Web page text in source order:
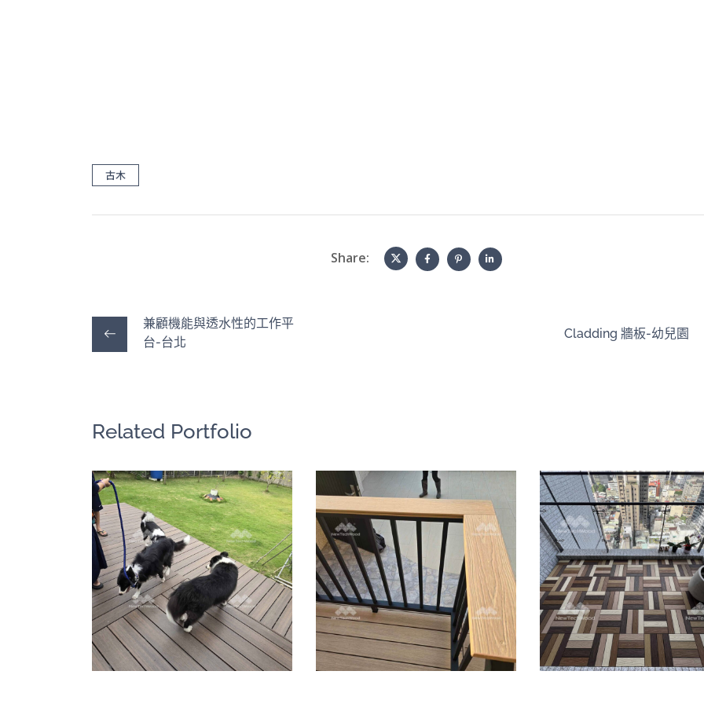
古木
Share:
兼顧機能與透水性的工作平
台-台北
Cladding 牆板-幼兒園
Related Portfolio
塑木平台、大門
｜二年後使用追
蹤
戶外地板 / 景觀家具 / 陽台露台
價值選擇｜美新
塑木
戶外地板 / 景觀家具 陽台露台
混棕色快組地板
｜拼接木紋磚
快組地板 / 陽台露台